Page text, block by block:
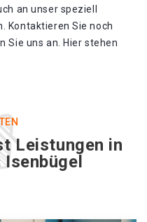
an unser speziell
Kontaktieren Sie noch
Sie uns an. Hier stehen
Leistungen in